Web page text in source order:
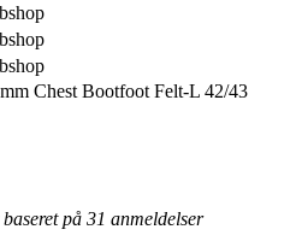
Chest Bootfoot Felt-L 42/43
på 31 anmeldelser